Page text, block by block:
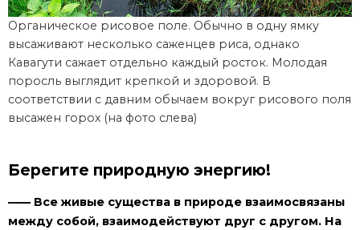
Органическое рисовое поле. Обычно в одну ямку
высаживают несколько саженцев риса, однако
Кавагути сажает отдельно каждый росток. Молодая
поросль выглядит крепкой и здоровой. В
соответствии с давним обычаем вокруг рисового поля
высажен горох (на фото слева)
Берегите природную энергию!
—— Все живые существа в природе взаимосвязаны
между собой, взаимодействуют друг с другом. На